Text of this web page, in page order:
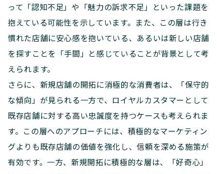
って「認知不足」や「魅力の訴求不足」といった課題を
抱えている可能性を示しています。また、この層は行き
慣れた店舗に安心感を抱いている、あるいは新しい店舗
を探すことを「手間」と感じていることが背景として考
えられます。
さらに、新規店舗の開拓に消極的な消費者は、「保守的
な傾向」が見られる一方で、ロイヤルカスタマーとして
既存店舗に対する高い忠誠度を持つケースも考えられま
す。この層へのアプローチには、積極的なマーケティン
グよりも既存店舗の価値を強化し、信頼を深める施策が
有効です。一方、新規開拓に積極的な層は、「好奇心」